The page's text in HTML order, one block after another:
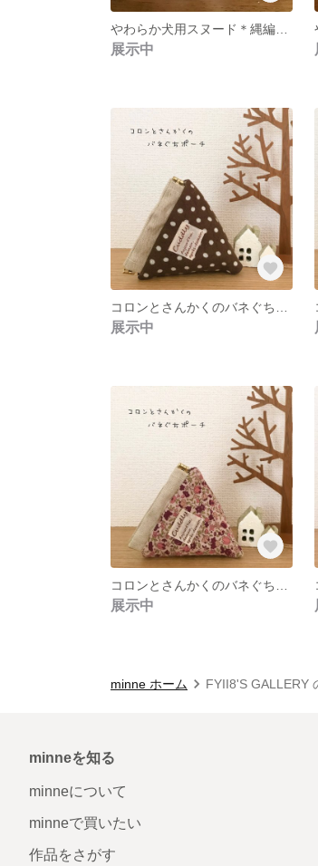
展示中
展示中
展示中
minne ホーム FYII8'S GALLERY
minneを知る
minneについて
minneで買いたい
作品をさがす